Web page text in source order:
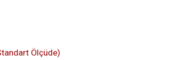
Ölçüde)